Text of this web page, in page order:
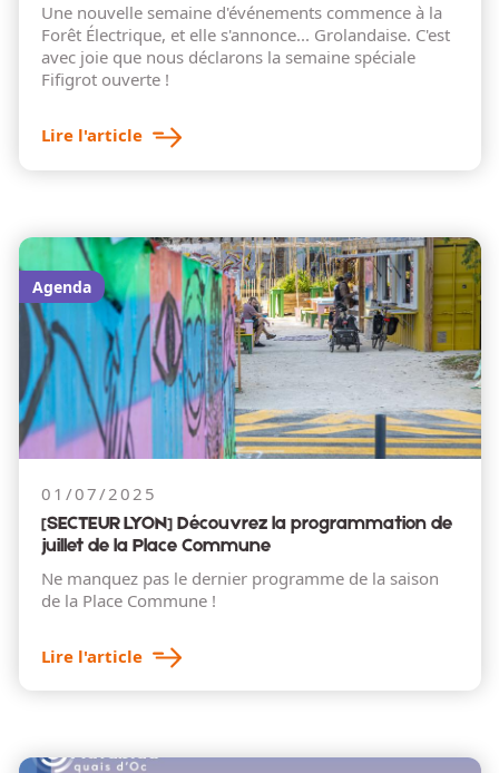
Une nouvelle semaine d'événements commence à la
Forêt Électrique, et elle s'annonce... Grolandaise. C'est
avec joie que nous déclarons la semaine spéciale
Fifigrot ouverte !
Lire l'article
Agenda
01/07/2025
[SECTEUR LYON] Découvrez la programmation de
juillet de la Place Commune
Ne manquez pas le dernier programme de la saison
de la Place Commune !
Lire l'article